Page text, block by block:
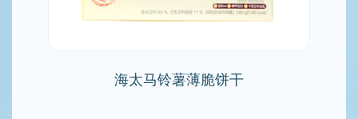
海太马铃薯薄脆饼干